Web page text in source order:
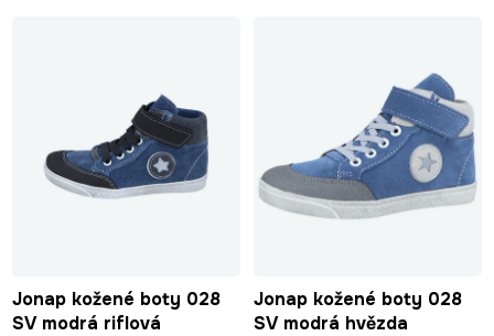
Jonap kožené boty 028
SV modrá riflová
Jonap kožené boty 028
SV modrá hvězda